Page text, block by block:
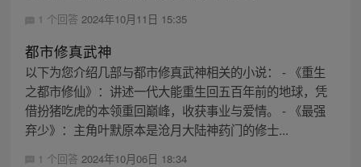
1 个回答 2024年10月11日 15:35
都市修真武神
以下为您介绍几部与都市修真武神相关的小说： - 《重生
之都市修仙》：讲述一代大能重生回五百年前的地球，凭
借扮猪吃虎的本领重回巅峰，收获事业与爱情。 - 《最强
弃少》：主角叶默原本是沧月大陆神药门的修士...
1 个回答 2024年10月06日 18:34